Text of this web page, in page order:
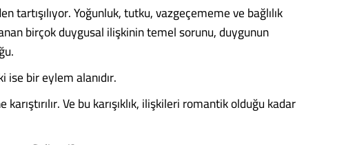
tartışılıyor. Yoğunluk, tutku, vazgeçememe ve bağlılık
birçok duygusal ilişkinin temel sorunu, duygunun
ise bir eylem alanıdır.
Ve bu karışıklık, ilişkileri romantik olduğu kadar